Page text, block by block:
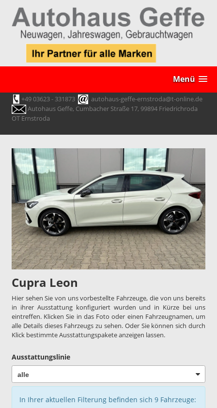
Menü
+49 03623 - 331873
autohaus-geffe-ernstroda@t-online.de
Autohaus Geffe, Cumbacher Straße 17, 99894 Friedrichroda
OT Ernstroda
Cupra Leon
Hier sehen Sie von uns vorbestellte Fahrzeuge, die von uns bereits
in ihrer Ausstattung konfiguriert wurden und in Kürze bei uns
eintreffen. Klicken Sie in das Foto oder einen Fahrzeugnamen, um
alle Details dieses Fahrzeugs zu sehen. Oder Sie können sich durch
Klick bestimmte Ausstattungspakete anzeigen lassen.
Ausstattungslinie
In Ihrer aktuellen Filterung befinden sich 9 Fahrzeuge: